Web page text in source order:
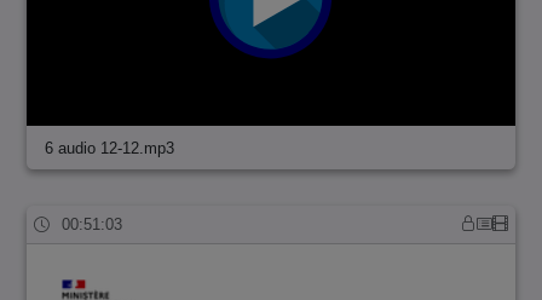
6 audio 12-12.mp3
00:51:03